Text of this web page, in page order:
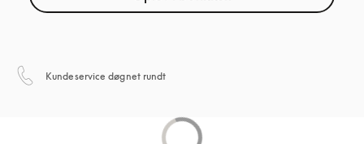
Kundeservice døgnet rundt